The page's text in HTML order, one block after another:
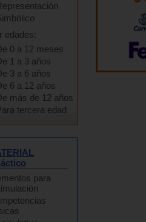
edades:
0 a 12 meses
1 a 3 años
3 a 6 años
6 a 12 años
más de 12 años
tercera edad
para